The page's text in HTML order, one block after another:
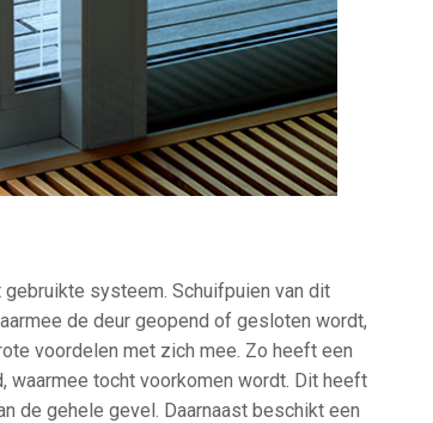
systeem. Schuifpuien van dit
de deur geopend of gesloten wordt,
voordelen met zich mee. Zo heeft een
waarmee tocht voorkomen wordt. Dit heeft
de gehele gevel. Daarnaast beschikt een